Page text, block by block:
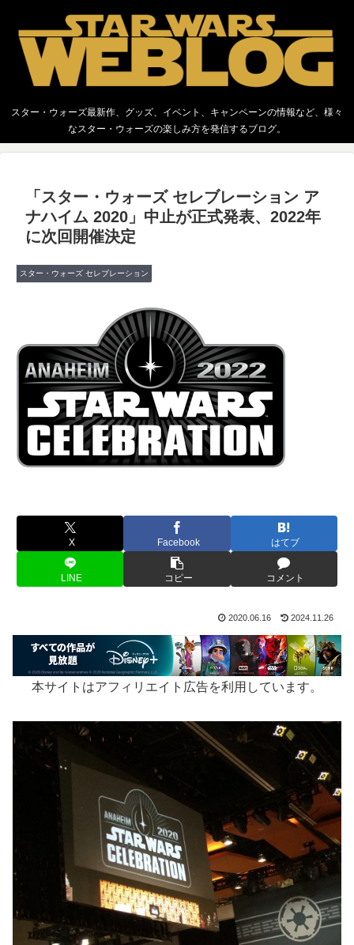
スター・ウォーズ最新作、グッズ、イベント、キャンペーンの情報など、様々
なスター・ウォーズの楽しみ方を発信するブログ。
「スター・ウォーズ セレブレーション ア
ナハイム 2020」中止が正式発表、2022年
に次回開催決定
スター・ウォーズ セレブレーション
X Facebook はてブ
LINE コピー コメント
2020.06.16 2024.11.26
本サイトはアフィリエイト広告を利用しています。